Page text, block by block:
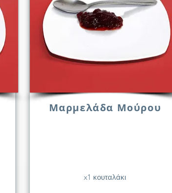
Μαρμελάδα Μούρου
x1 κουταλάκι